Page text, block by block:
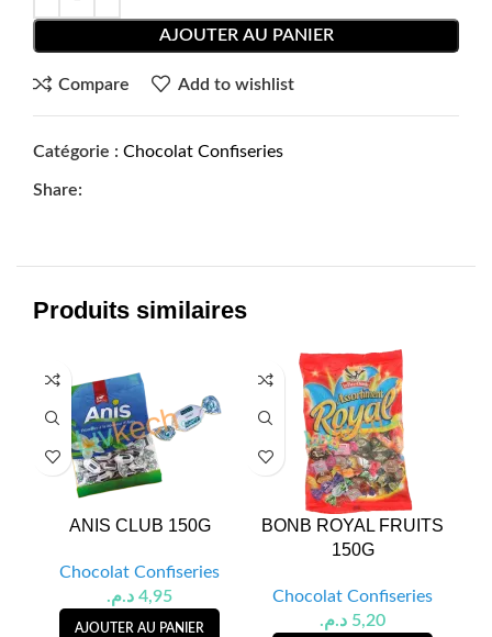
AJOUTER AU PANIER
Compare Add to wishlist
Catégorie : Chocolat Confiseries
Share:
Produits similaires
ANIS CLUB 150G
Chocolat Confiseries
4,95 د.م.
AJOUTER AU PANIER
BONB ROYAL FRUITS
150G
Chocolat Confiseries
5,20 د.م.